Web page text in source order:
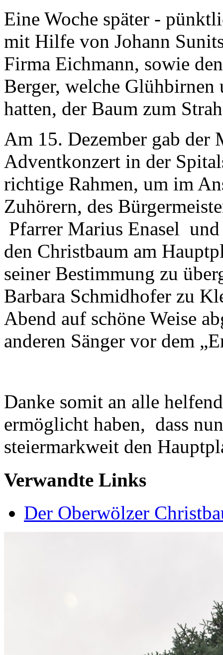
Eine Woche später -
mit Hilfe von Johann
Firma Eichmann, sowie
Berger, welche
hatten, der Baum zum
Am 15. Dezember gab der
Adventkonzert in der
richtige Rahmen, um im
Zuhörern, des
Pfarrer Marius Enasel
den Christbaum am
seiner Bestimmung zu
Barbara Schmidhofer zu
Abend auf schöne Weise
anderen Sänger vor dem
Danke somit an alle
ermöglicht haben, dass
steiermarkweit den
Verwandte Links
Der Oberwölzer